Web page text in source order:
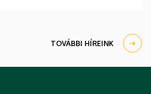
TOVÁBBI HÍREINK